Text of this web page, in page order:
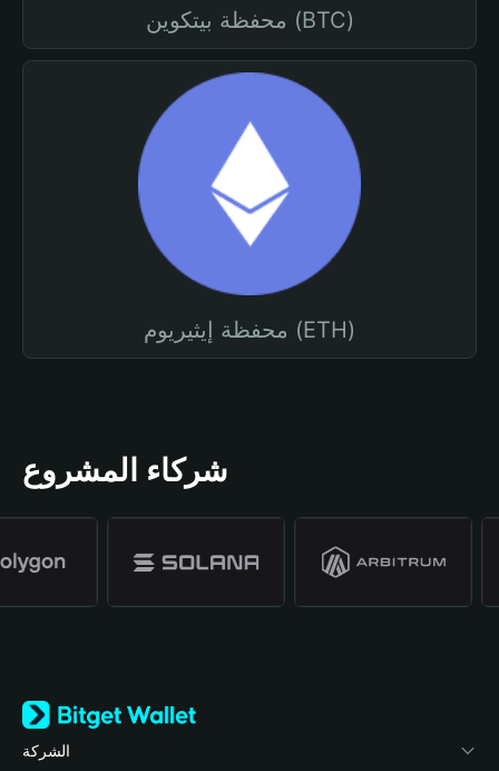
محفظة بيتكوين (BTC)
محفظة إيثيريوم (ETH)
شركاء المشروع
الشركة